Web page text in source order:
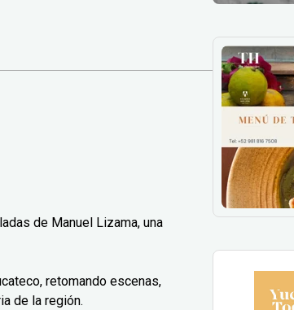
de Manuel Lizama, una
retomando escenas,
de la región.